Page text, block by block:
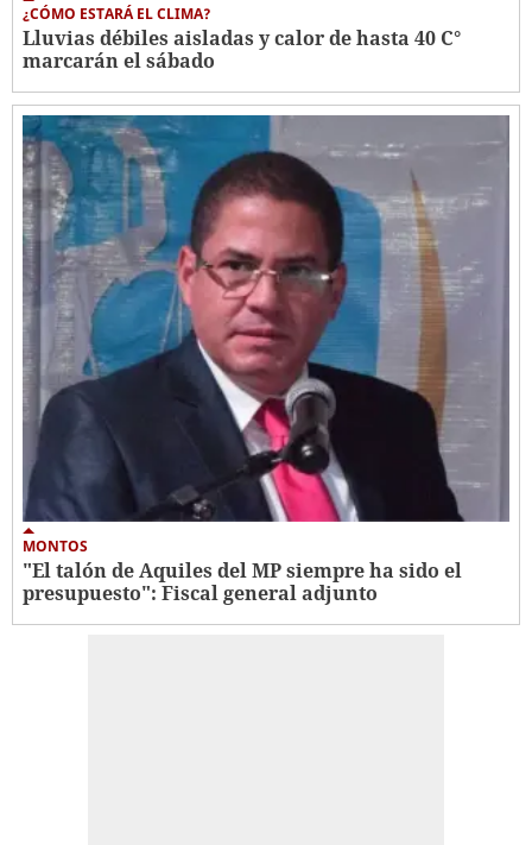
¿CÓMO ESTARÁ EL CLIMA?
Lluvias débiles aisladas y calor de hasta 40 C°
marcarán el sábado
MONTOS
"El talón de Aquiles del MP siempre ha sido el
presupuesto": Fiscal general adjunto